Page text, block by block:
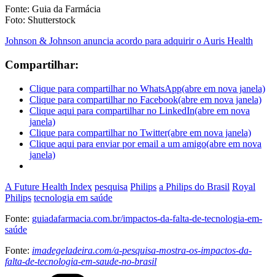
Fonte: Guia da Farmácia
Foto: Shutterstock
Johnson & Johnson anuncia acordo para adquirir o Auris Health
Compartilhar:
Clique para compartilhar no WhatsApp(abre em nova janela)
Clique para compartilhar no Facebook(abre em nova janela)
Clique aqui para compartilhar no LinkedIn(abre em nova
janela)
Clique para compartilhar no Twitter(abre em nova janela)
Clique aqui para enviar por email a um amigo(abre em nova
janela)
A Future Health Index pesquisa Philips a Philips do Brasil Royal
Philips tecnologia em saúde
Fonte: guiadafarmacia.com.br/impactos-da-falta-de-tecnologia-em-
saúde
Fonte: imadegeladeira.com/a-pesquisa-mostra-os-impactos-da-
falta-de-tecnologia-em-saude-no-brasil